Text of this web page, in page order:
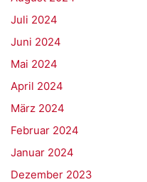
Juli 2024
Juni 2024
Mai 2024
April 2024
März 2024
Februar 2024
Januar 2024
Dezember 2023